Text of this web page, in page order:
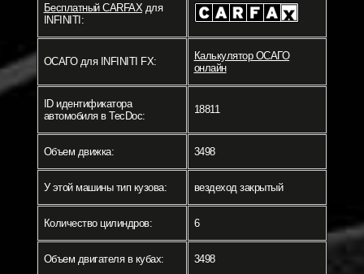
Бесплатный CARFAX для
INFINITI:
ОСАГО для INFINITI FX:
Калькулятор ОСАГО
онлайн
ID идентификатора
автомобиля в TecDoc:
18811
Объем движка: 3498
У этой машины тип кузова: вездеход закрытый
Количество цилиндров: 6
Объем двигателя в кубах: 3498